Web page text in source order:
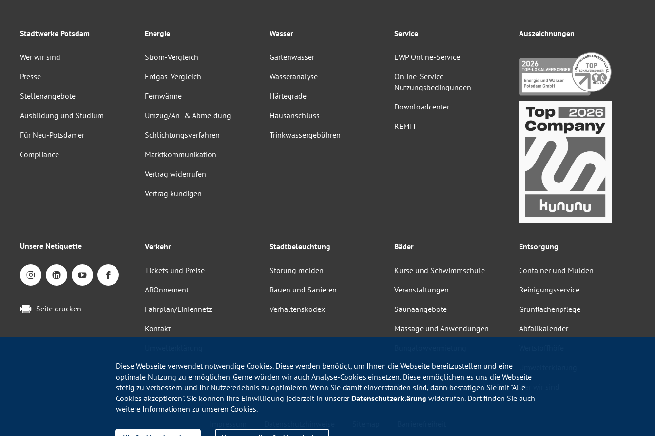
Stadtwerke Potsdam
Wer wir sind
Presse
Stellenangebote
Ausbildung und Studium
Für Neu-Potsdamer
Compliance
Energie
Strom-Vergleich
Erdgas-Vergleich
Fernwärme
Umzug/An- & Abmeldung
Schlichtungsverfahren
Marktkommunikation
Vertrag widerrufen
Vertrag kündigen
Wasser
Gartenwasser
Wasseranalyse
Härtegrade
Hausanschluss
Trinkwassergebühren
Verkehr
Tickets und Preise
ABOnnement
Fahrplan/Liniennetz
Kontakt
Bäder
Kurse und Schwimmschule
Veranstaltungen
Saunaangebote
Massage und Anwendungen
Barrierefreiheit Schwimmbäder
Haus-, Badeordnungen und AGB
Entsorgung
Container und Mulden
Reinigungsservice
Grünflächenpflege
Abfallkalender
Wer wir sind
Stadtbeleuchtung
Störung melden
Bauen und Sanieren
Verhaltenskodex
Service
EWP Online-Service
Online-Service
Nutzungsbedingungen
Downloadcenter
REMIT
Auszeichnungen
Unsere Netiquette
Seite drucken
Diese Webseite verwendet notwendige Cookies. Diese werden benötigt, um Ihnen die Webseite bereitzustellen und eine
optimale Nutzung zu ermöglichen. Gerne würden wir auch Analyse-Cookies einsetzen. Diese ermöglichen es uns die Webseite
stetig zu verbessern und Ihr Nutzererlebnis zu optimieren. Wenn Sie damit einverstanden sind, dann bestätigen Sie mit "Alle
Cookies akzeptieren". Sie können Ihre Einwilligung jederzeit in unserer Datenschutzerklärung widerrufen. Dort finden Sie auch
weitere Informationen zu unseren Cookies.